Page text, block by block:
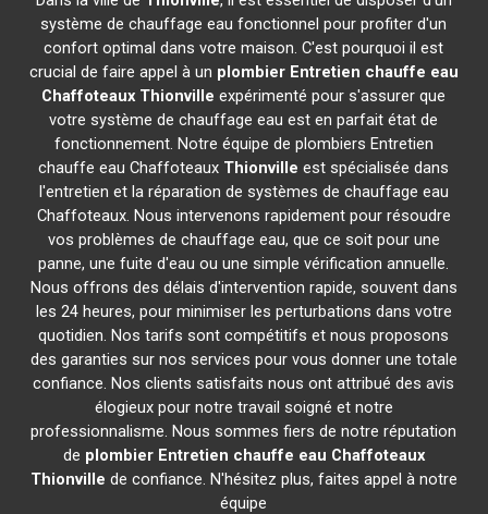
système de chauffage eau fonctionnel pour profiter d'un
confort optimal dans votre maison. C'est pourquoi il est
crucial de faire appel à un plombier Entretien chauffe eau
Chaffoteaux Thionville expérimenté pour s'assurer que
votre système de chauffage eau est en parfait état de
fonctionnement. Notre équipe de plombiers Entretien
chauffe eau Chaffoteaux Thionville est spécialisée dans
l'entretien et la réparation de systèmes de chauffage eau
Chaffoteaux. Nous intervenons rapidement pour résoudre
vos problèmes de chauffage eau, que ce soit pour une
panne, une fuite d'eau ou une simple vérification annuelle.
Nous offrons des délais d'intervention rapide, souvent dans
les 24 heures, pour minimiser les perturbations dans votre
quotidien. Nos tarifs sont compétitifs et nous proposons
des garanties sur nos services pour vous donner une totale
confiance. Nos clients satisfaits nous ont attribué des avis
élogieux pour notre travail soigné et notre
professionnalisme. Nous sommes fiers de notre réputation
de plombier Entretien chauffe eau Chaffoteaux
Thionville de confiance. N'hésitez plus, faites appel à notre
équipe